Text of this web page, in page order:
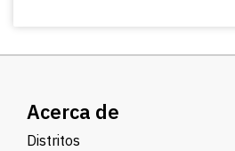
Acerca de
Distritos